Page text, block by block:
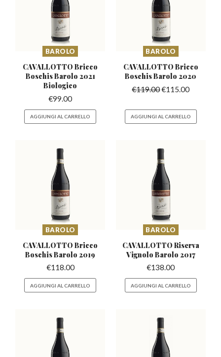
BAROLO
CAVALLOTTO Bricco
BoschisBarolo 2021
Biologico
€99.00
AGGIUNGI AL CARRELLO
BAROLO
CAVALLOTTO Bricco
BoschisBarolo 2020
€119.00€115.00
AGGIUNGI AL CARRELLO
BAROLO
CAVALLOTTO Bricco
BoschisBarolo 2019
€118.00
AGGIUNGI AL CARRELLO
BAROLO
CAVALLOTTO Riserva
Vignolo Barolo 2017
€138.00
AGGIUNGI AL CARRELLO